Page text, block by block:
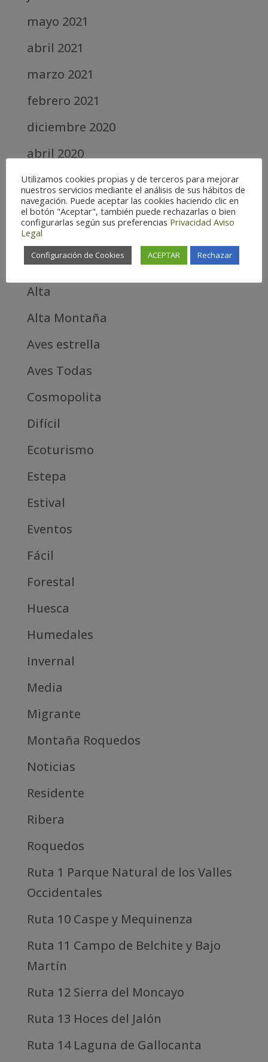
mayo 2021
abril 2021
marzo 2021
febrero 2021
diciembre 2020
abril 2020
marzo 2020
febrero 2019
septiembre 2018
Categories
Alta
Alta Montaña
Aves estrella
Aves Todas
Cosmopolita
Difícil
Ecoturismo
Estepa
Estival
Eventos
Fácil
Forestal
Huesca
Humedales
Invernal
Media
Migrante
Montaña Roquedos
Noticias
Residente
Ribera
Roquedos
Ruta 1 Parque Natural de los Valles
Occidentales
Ruta 10 Caspe y Mequinenza
Ruta 11 Campo de Belchite y Bajo
Martín
Ruta 12 Sierra del Moncayo
Ruta 13 Hoces del Jalón
Ruta 14 Laguna de Gallocanta
Utilizamos cookies propias y de terceros para mejorar
nuestros servicios mediante el análisis de sus hábitos de
navegación. Puede aceptar las cookies haciendo clic en
el botón "Aceptar", también puede rechazarlas o bien
configurarlas según sus preferencias Privacidad Aviso
Legal
Configuración de Cookies ACEPTAR Rechazar